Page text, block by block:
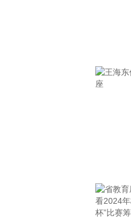
前并
通过
台。
2026-
座